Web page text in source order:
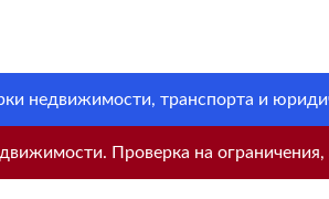
недвижимости, транспорта и
Проверка на